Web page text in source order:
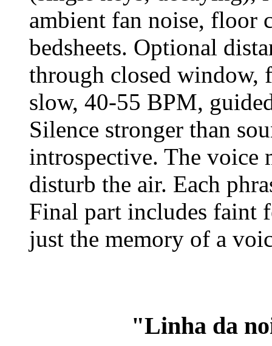
ambient fan noise, floor
bedsheets. Optional
through closed window,
slow, 40-55 BPM,
Silence stronger than
introspective. The
disturb the air. Each
Final part includes faint
just the memory of a
"Linha da